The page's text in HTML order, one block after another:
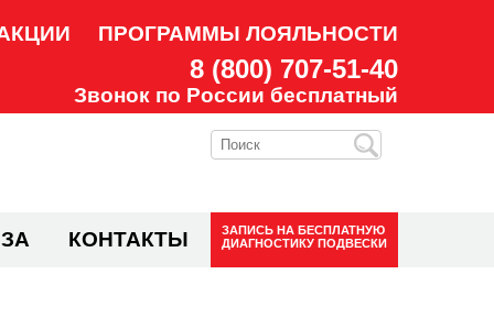
ПРОГРАММЫ ЛОЯЛЬНОСТИ
8 (800) 707-51-40
Звонок по России бесплатный
КОНТАКТЫ ЗАПИСЬ НА БЕСПЛАТНУЮ
ДИАГНОСТИКУ ПОДВЕСКИ